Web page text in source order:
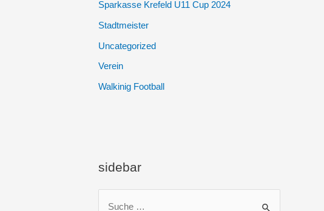
Sparkasse Krefeld U11 Cup 2024
Stadtmeister
Uncategorized
Verein
Walkinig Football
sidebar